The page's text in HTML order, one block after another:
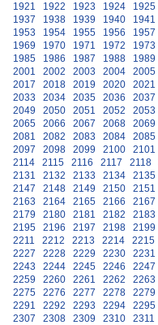
1921
1922 1923 1924 1925
1937
1938 1939 1940 1941
1953
1954 1955 1956 1957
1969
1970 1971 1972 1973
1985
1986 1987 1988 1989
2001
2002 2003 2004 2005
2017
2018 2019 2020 2021
2033
2034 2035 2036 2037
2049
2050 2051 2052 2053
2065
2066 2067 2068 2069
2081
2082 2083 2084 2085
2097
2098 2099 2100 2101
2114
2115 2116 2117 2118
2131
2132 2133 2134 2135
2147
2148 2149 2150 2151
2163
2164 2165 2166 2167
2179
2180 2181 2182 2183
2195
2196 2197 2198 2199
2211
2212 2213 2214 2215
2227
2228 2229 2230 2231
2243
2244 2245 2246 2247
2259
2260 2261 2262 2263
2275
2276 2277 2278 2279
2291
2292 2293 2294 2295
2307
2308 2309 2310 2311